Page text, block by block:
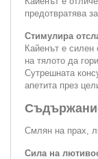
предотвратява
Стимулира
Кайенът е силен
на тялото да
Сутрешната
апетита през
Смлян на прах,
Сила на